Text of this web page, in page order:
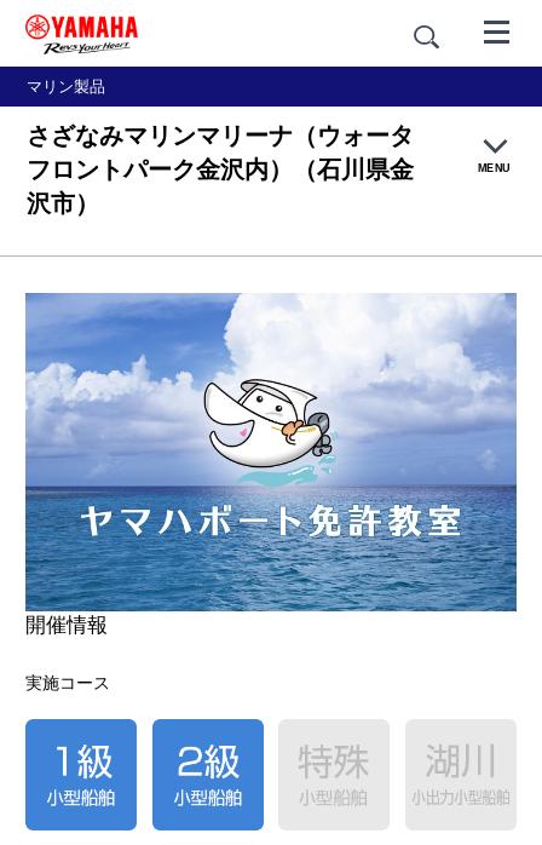
マリン製品
さざなみマリンマリーナ（ウォータ
フロントパーク金沢内）（石川県金
沢市）
MENU
ヤマハボート免許教室について
船舶免許の取り方
講習内容
会場紹介
お申込み方法
体験レポート
合格者の声
開催情報
実施コース